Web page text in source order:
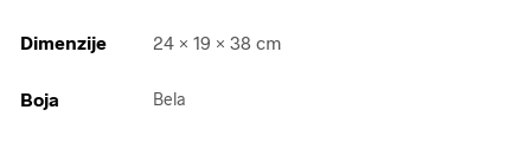
Dimenzije 24 × 19 × 38 cm
Boja Bela